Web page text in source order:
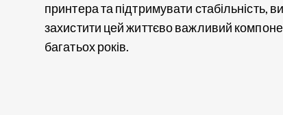
принтера та підтримувати стабільність,
захистити цей життєво важливий
багатьох років.